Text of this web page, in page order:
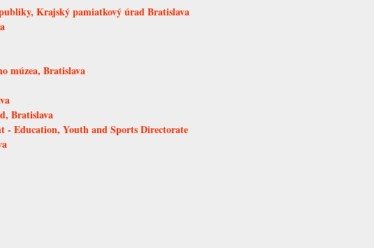
Krajský pamiatkový úrad Bratislava
múzea, Bratislava
Bratislava
- Education, Youth and Sports Directorate